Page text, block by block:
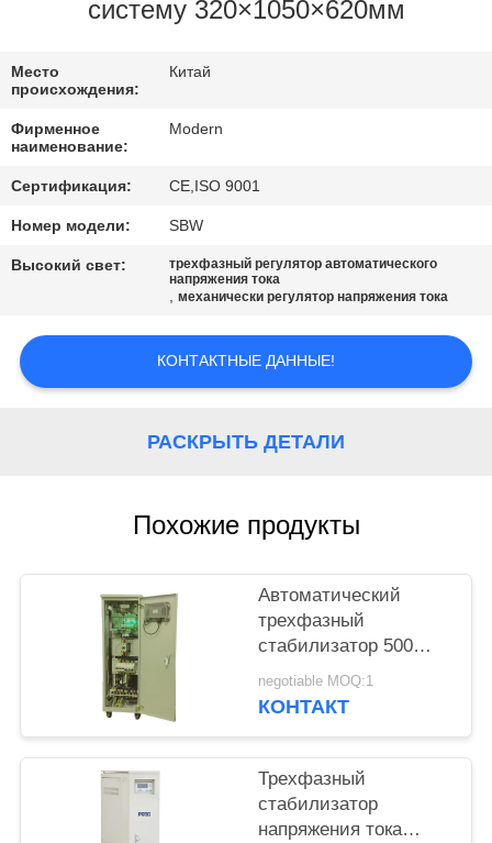
КАЧЕСТВА
СВЯЖИТЕСЬ
МЫ
СПРОСИТЕ
ЦИТАТУ
КАРТА
систему 320×1050×620мм
Место
происхождения:
Китай
Фирменное
наименование:
Modern
Сертификация: CE,ISO 9001
Номер модели: SBW
Высокий свет:
трехфазный регулятор автоматического
напряжения тока
,механически регулятор напряжения тока
КОНТАКТНЫЕ ДАННЫЕ!
РАСКРЫТЬ ДЕТАЛИ
Похожие продукты
Автоматический
трехфазный
стабилизатор 500
KVA SBW напряжения
тока с искажением
negotiable MOQ:1
КОНТАКТ
Трехфазный
стабилизатор
напряжения тока